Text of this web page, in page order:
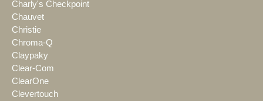
Charly's Checkpoint
Chauvet
Christie
Chroma-Q
Claypaky
Clear-Com
ClearOne
Clevertouch